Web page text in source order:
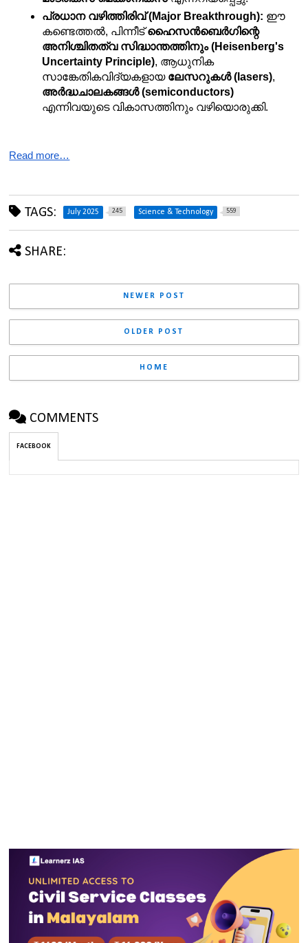
പ്രധാന വഴിത്തിരിവ് (Major Breakthrough): ഈ
കണ്ടെത്തൽ, പിന്നീട് ഹൈസൻബെർഗിന്റെ
അനിശ്ചിതത്വ സിദ്ധാന്തത്തിനും (Heisenberg's
Uncertainty Principle), ആധുനിക
സാങ്കേതികവിദ്യകളായ ലേസറുകൾ (lasers)
അർദ്ധചാലകങ്ങൾ (semiconductors)
എന്നിവയുടെ വികാസത്തിനും വഴിയൊരുക്കി.
Read more…
TAGS: July 2025 245 Science & Technology 559
SHARE:
NEWER POST
OLDER POST
HOME
COMMENTS
FACEBOOK